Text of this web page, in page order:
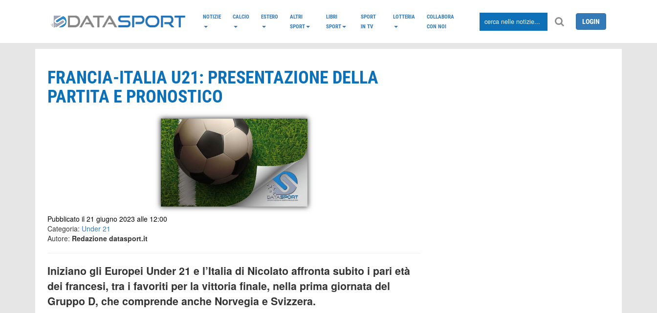
NOTIZIE CALCIO ESTERO
ALTRI
SPORT
LIBRI
SPORT
SPORT
IN TV
LOTTERIA
COLLABORA
CON NOI
LOGIN
FRANCIA-ITALIA U21: PRESENTAZIONE DELLA
PARTITA E PRONOSTICO
Pubblicato il 21 giugno 2023 alle 12:00
Categoria: Under 21
Autore: Redazione datasport.it
Iniziano gli Europei Under 21 e l’Italia di Nicolato affronta subito i pari età
dei francesi, tra i favoriti per la vittoria finale, nella prima giornata del
Gruppo D, che comprende anche Norvegia e Svizzera.